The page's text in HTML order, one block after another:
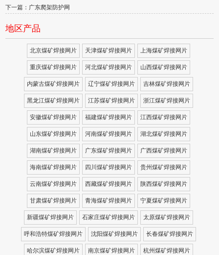
下一篇：广东爬架防护网
地区产品
北京煤矿焊接网片 天津煤矿焊接网片 上海煤矿焊接网片
重庆煤矿焊接网片 河北煤矿焊接网片 山西煤矿焊接网片
内蒙古煤矿焊接网片 辽宁煤矿焊接网片 吉林煤矿焊接网片
黑龙江煤矿焊接网片 江苏煤矿焊接网片 浙江煤矿焊接网片
安徽煤矿焊接网片 福建煤矿焊接网片 江西煤矿焊接网片
山东煤矿焊接网片 河南煤矿焊接网片 湖北煤矿焊接网片
湖南煤矿焊接网片 广东煤矿焊接网片 广西煤矿焊接网片
海南煤矿焊接网片 四川煤矿焊接网片 贵州煤矿焊接网片
云南煤矿焊接网片 西藏煤矿焊接网片 陕西煤矿焊接网片
甘肃煤矿焊接网片 青海煤矿焊接网片 宁夏煤矿焊接网片
新疆煤矿焊接网片 石家庄煤矿焊接网片 太原煤矿焊接网片
呼和浩特煤矿焊接网片 沈阳煤矿焊接网片 长春煤矿焊接网片
哈尔滨煤矿焊接网片 南京煤矿焊接网片 杭州煤矿焊接网片